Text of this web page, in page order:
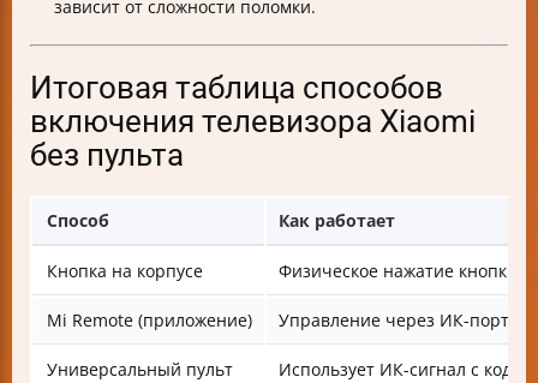
зависит от сложности поломки.
Итоговая таблица способов
включения телевизора Xiaomi
без пульта
Способ Как работает
Кнопка на корпусе Физическое нажатие кнопки
Mi Remote (приложение) Управление через ИК-порт
Универсальный пульт Использует ИК-сигнал с